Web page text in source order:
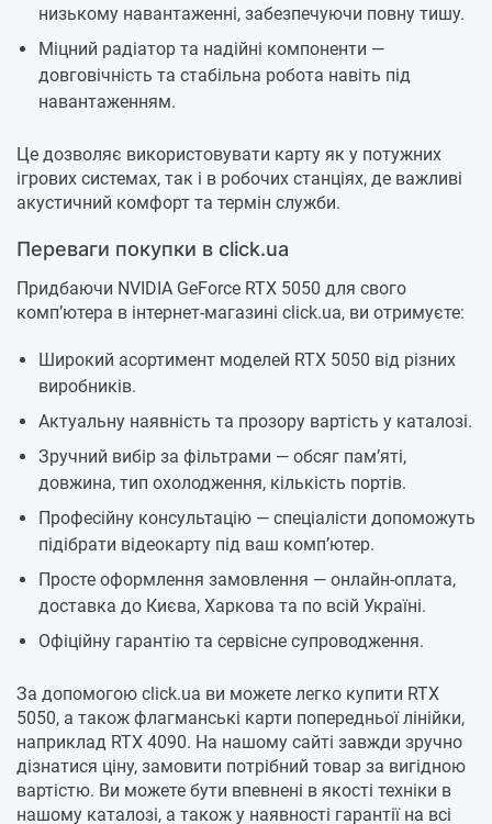
низькому навантаженні, забезпечуючи повну тишу.
Міцний радіатор та надійні компоненти —
довговічність та стабільна робота навіть під
навантаженням.
Це дозволяє використовувати карту як у потужних
ігрових системах, так і в робочих станціях, де важливі
акустичний комфорт та термін служби.
Переваги покупки в click.ua
Придбаючи NVIDIA GeForce RTX 5050 для свого
комп’ютера в інтернет-магазині click.ua, ви отримуєте:
Широкий асортимент моделей RTX 5050 від різних
виробників.
Актуальну наявність та прозору вартість у каталозі.
Зручний вибір за фільтрами — обсяг пам’яті,
довжина, тип охолодження, кількість портів.
Професійну консультацію — спеціалісти допоможуть
підібрати відеокарту під ваш комп’ютер.
Просте оформлення замовлення — онлайн-оплата,
доставка до Києва, Харкова та по всій Україні.
Офіційну гарантію та сервісне супроводження.
За допомогою click.ua ви можете легко купити RTX
5050, а також флагманські карти попередньої лінійки,
наприклад RTX 4090. На нашому сайті завжди зручно
дізнатися ціну, замовити потрібний товар за вигідною
вартістю. Ви можете бути впевнені в якості техніки в
нашому каталозі, а також у наявності гарантії на всі